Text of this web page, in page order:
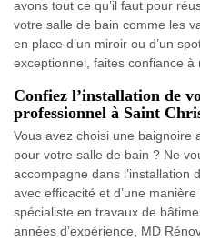
avons tout ce qu’il faut pour
votre salle de bain comme les
en place d’un miroir ou d’un
exceptionnel, faites confiance à
Confiez l’installation de
professionnel à Saint
Vous avez choisi une baignoire
pour votre salle de bain ? Ne
accompagne dans l’installation
avec efficacité et d’une
spécialiste en travaux de
années d’expérience, MD